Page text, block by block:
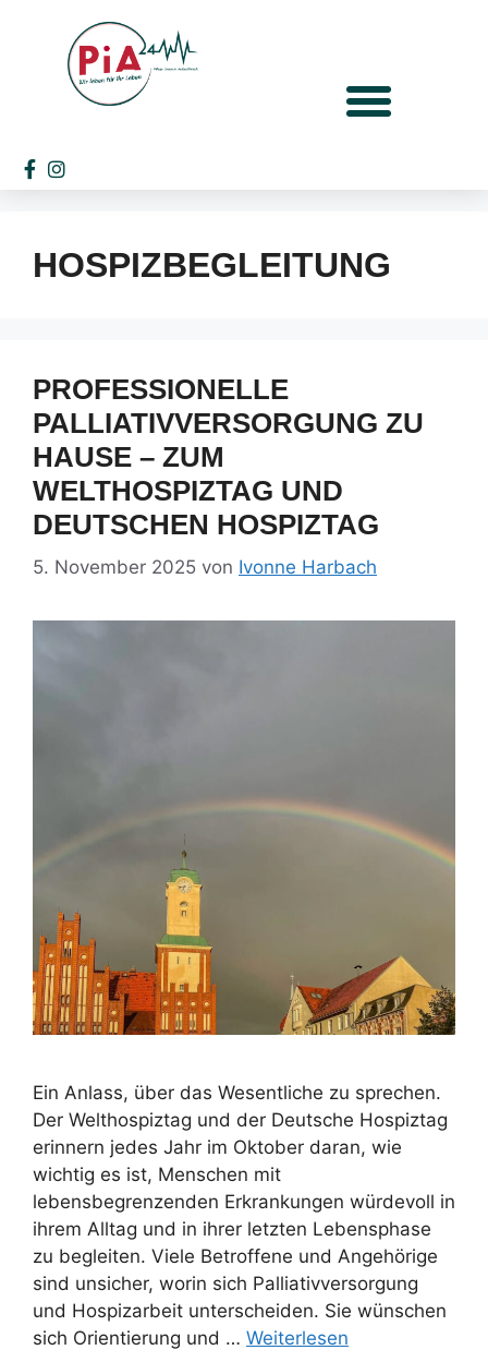
HOSPIZBEGLEITUNG
PROFESSIONELLE
PALLIATIVVERSORGUNG ZU
HAUSE – ZUM
WELTHOSPIZTAG UND
DEUTSCHEN HOSPIZTAG
5. November 2025 von Ivonne Harbach
Ein Anlass, über das Wesentliche zu sprechen.
Der Welthospiztag und der Deutsche Hospiztag
erinnern jedes Jahr im Oktober daran, wie
wichtig es ist, Menschen mit
lebensbegrenzenden Erkrankungen würdevoll in
ihrem Alltag und in ihrer letzten Lebensphase
zu begleiten. Viele Betroffene und Angehörige
sind unsicher, worin sich Palliativversorgung
und Hospizarbeit unterscheiden. Sie wünschen
sich Orientierung und … Weiterlesen